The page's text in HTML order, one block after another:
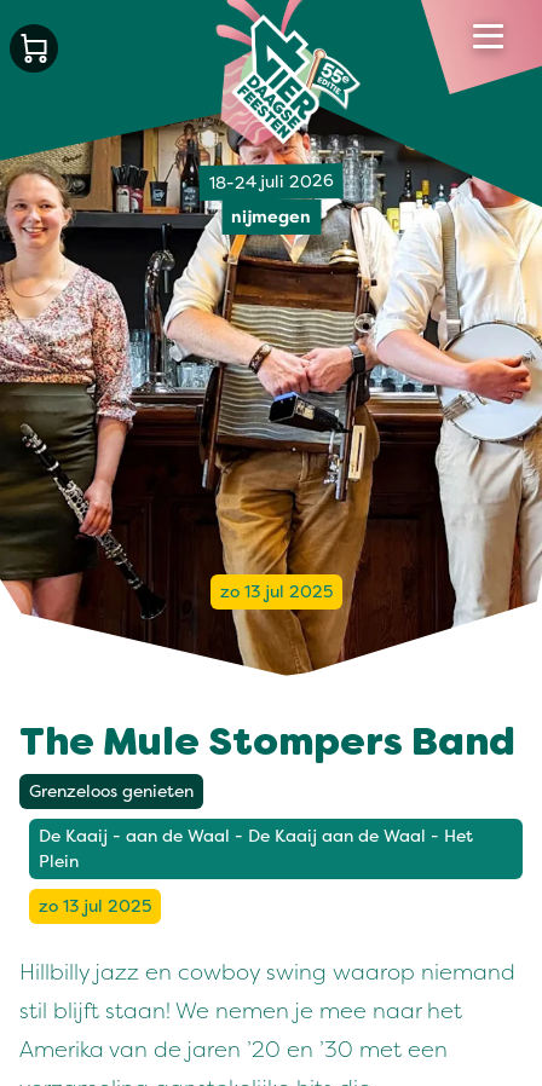
18-24 juli 2026
nijmegen
zo 13 jul 2025
The Mule Stompers Band
Grenzeloos genieten
De Kaaij - aan de Waal - De Kaaij aan de Waal - Het
Plein
zo 13 jul 2025
Hillbilly jazz en cowboy swing waarop niemand
stil blijft staan! We nemen je mee naar het
Amerika van de jaren ’20 en ’30 met een